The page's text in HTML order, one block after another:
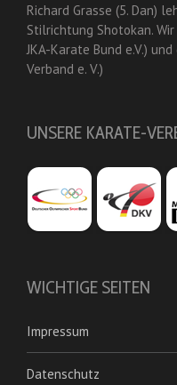
Richard Grasse (5. Dan)
Stilrichtung Shotokan.
JKA-Karate Bund e.V.)
Verband e. V.)
UNSERE KARATE-
WICHTIGE SEITEN
Impressum
Datenschutz